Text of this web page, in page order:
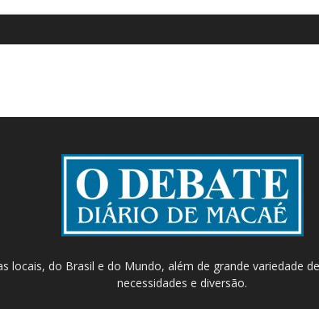
locais, do Brasil e do Mundo, além de grande variedade
necessidades e diversão.